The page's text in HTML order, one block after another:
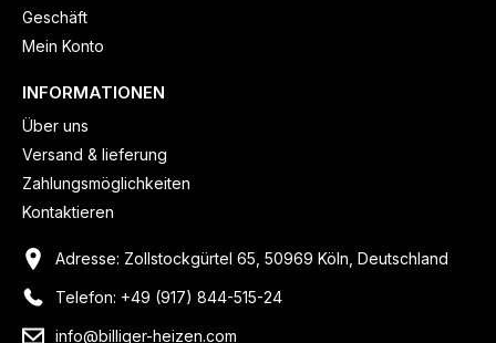
Geschäft
Mein Konto
INFORMATIONEN
Über uns
Versand & lieferung
Zahlungsmöglichkeiten
Kontaktieren
Adresse: Zollstockgürtel 65, 50969 Köln, Deutschland
Telefon: +49 (917) 844-515-24
info@billiger-heizen.com